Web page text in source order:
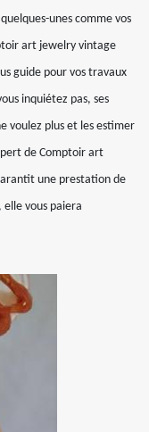
unes comme vos
art jewelry vintage
guide pour vos travaux
inquiétez pas, ses
voulez plus et les estimer
de Comptoir art
une prestation de
vous paiera